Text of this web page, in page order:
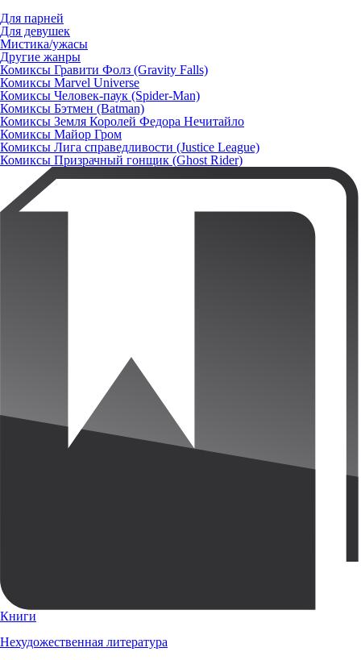
Для парней
Для девушек
Мистика/ужасы
Другие жанры
Комиксы Гравити Фолз (Gravity Falls)
Комиксы Marvel Universe
Комиксы Человек-паук (Spider-Man)
Комиксы Бэтмен (Batman)
Комиксы Земля Королей Федора Нечитайло
Комиксы Майор Гром
Комиксы Лига справедливости (Justice League)
Комиксы Призрачный гонщик (Ghost Rider)
Книги
Нехудожественная литература